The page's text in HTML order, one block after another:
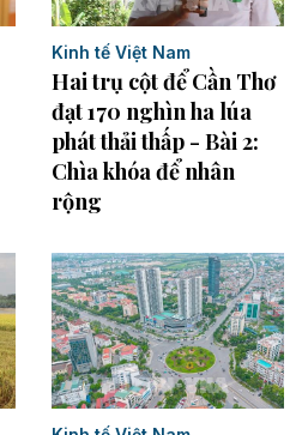
Kinh tế Việt Nam
Hai trụ cột để Cần Thơ
đạt 170 nghìn ha lúa
phát thải thấp - Bài 2:
Chìa khóa để nhân
rộng